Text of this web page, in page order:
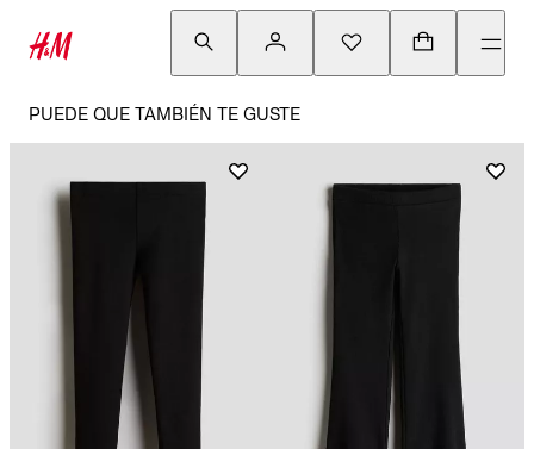
PUEDE QUE TAMBIÉN TE GUSTE